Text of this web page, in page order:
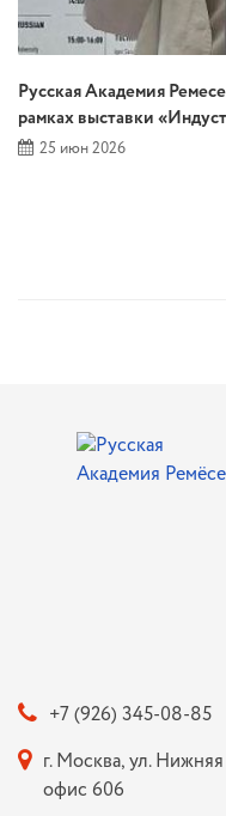
Русская Академия
рамках выставки
25 июн 2026
+7 (926) 345-08-85
г. Москва, ул.
офис 606